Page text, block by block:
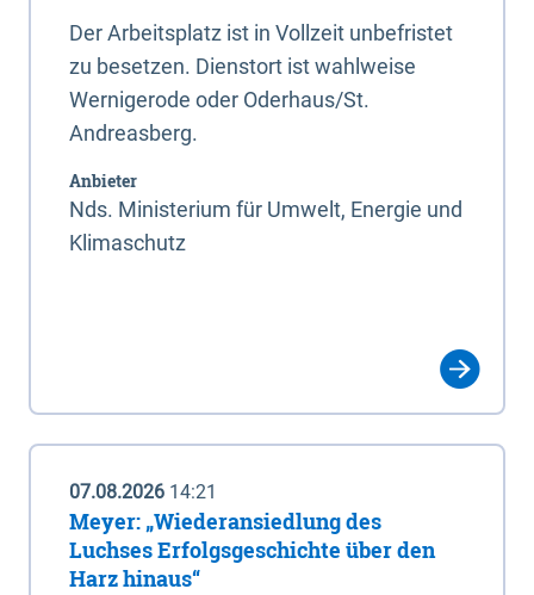
Der Arbeitsplatz ist in Vollzeit unbefristet
zu besetzen. Dienstort ist wahlweise
Wernigerode oder Oderhaus/St.
Andreasberg.
Anbieter
Nds. Ministerium für Umwelt, Energie und
Klimaschutz
07.08.2026 14:21
Meyer: „Wiederansiedlung des
Luchses Erfolgsgeschichte über den
Harz hinaus“